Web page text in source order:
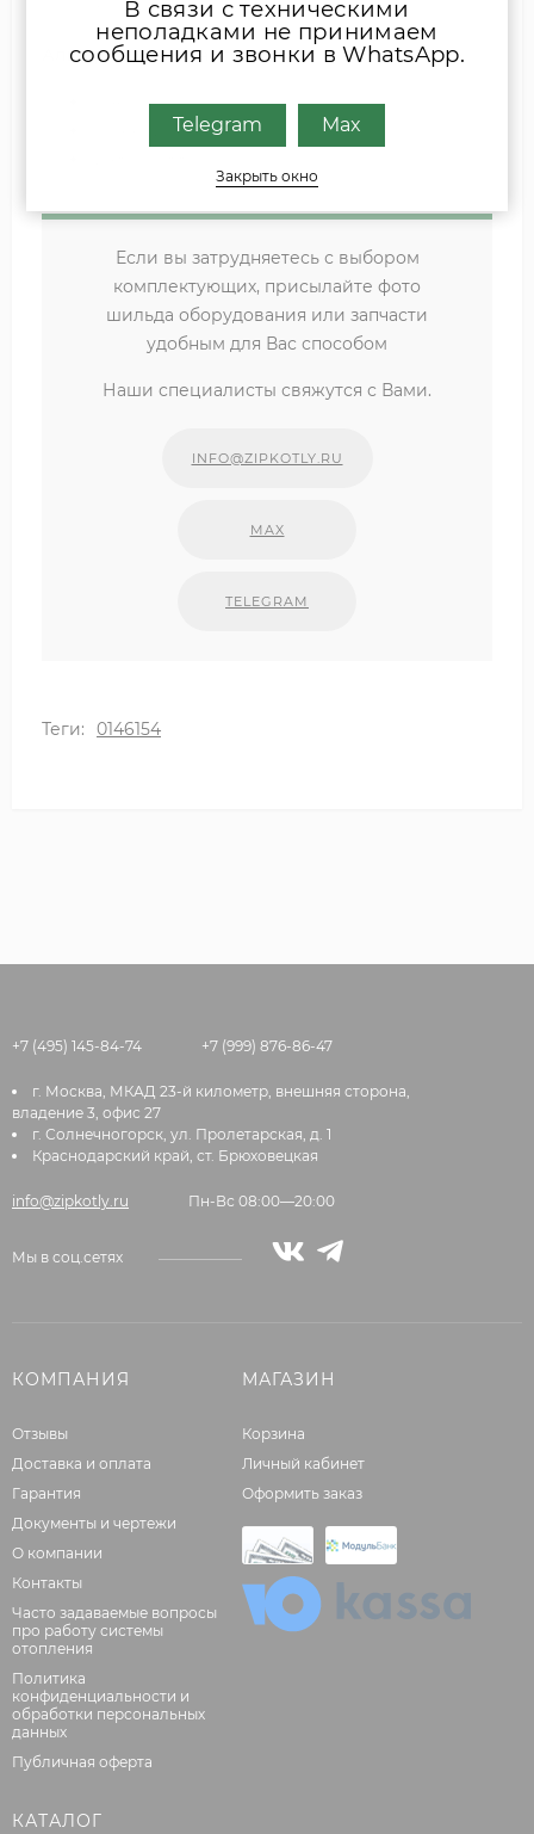
производительной работы вентилятора.
Альтернативные артикулы:
0146154 Elco
13016692 Elco
Если вы затрудняетесь с выбором
комплектующих, присылайте фото
шильда оборудования или запчасти
удобным для Вас способом
Наши специалисты свяжутся с Вами.
INFO@ZIPKOTLY.RU
MAX
TELEGRAM
Теги: 0146154
+7 (495) 145-84-74 +7 (999) 876-86-47
г. Москва, МКАД 23-й километр, внешняя сторона,
владение 3, офис 27
г. Солнечногорск, ул. Пролетарская, д. 1
Краснодарский край, ст. Брюховецкая
info@zipkotly.ru Пн-Вс 08:00—20:00
Мы в соц.сетях
КОМПАНИЯ
Отзывы
Доставка и оплата
Гарантия
Документы и чертежи
О компании
Контакты
Часто задаваемые вопросы
про работу системы
отопления
Политика
конфиденциальности и
обработки персональных
данных
Публичная оферта
МАГАЗИН
Корзина
Личный кабинет
Оформить заказ
КАТАЛОГ
В связи с техническими
неполадками не принимаем
сообщения и звонки в WhatsApp.
Telegram Max
Закрыть окно